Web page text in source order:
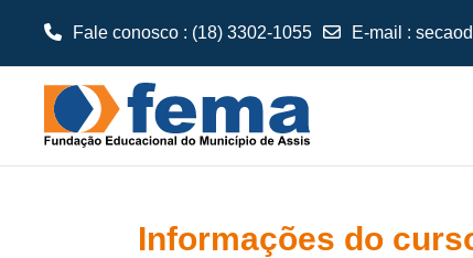
Fale conosco : (18) 3302-1055 E-mail :
Informações do